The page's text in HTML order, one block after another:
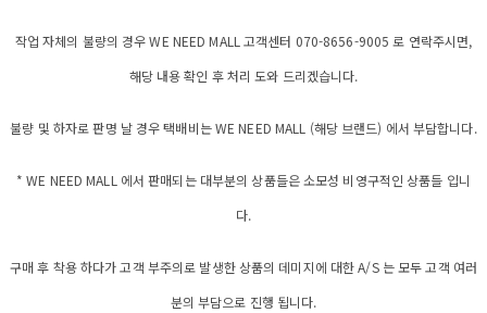
작업 자체의 불량의 경우 WE NEED MALL 고객센터 070-8656-9005 로 연락주시면,
해당 내용 확인 후 처리 도와 드리겠습니다.
불량 및 하자로 판명 날 경우 택배비는 WE NEED MALL (해당 브랜드) 에서 부담합니다.
* WE NEED MALL 에서 판매되는 대부분의 상품들은 소모성 비영구적인 상품들 입니
다.
구매 후 착용 하다가 고객 부주의로 발생한 상품의 데미지에 대한 A/S 는 모두 고객 여러
분의 부담으로 진행 됩니다.